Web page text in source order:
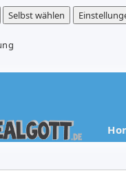
Selbst wählen